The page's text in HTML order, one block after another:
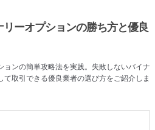
ーオプションの勝ち方と優良
ンの簡単攻略法を実践。失敗しないバイナ
取引できる優良業者の選び方をご紹介しま